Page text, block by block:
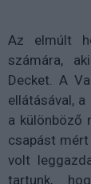
Az elmúlt
számára,
Decket. A
ellátásával,
a különböző
csapást mért
volt
tartunk,